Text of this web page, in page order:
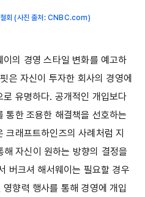
철회 (사진 출처: CNBC.com)
의 경영 스타일 변화를 예고하
은 자신이 투자한 회사의 경영에
유명하다. 공개적인 개입보다
통한 조용한 해결책을 선호하는
크래프트하인즈의 사례처럼 지
자신이 원하는 방향의 결정을
버크셔 해서웨이는 필요할 경우
향력 행사를 통해 경영에 개입